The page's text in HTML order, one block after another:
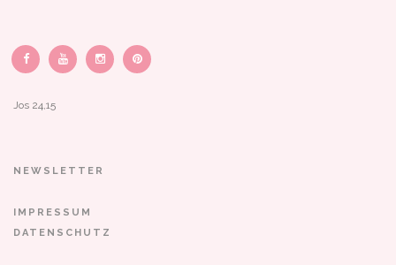
Jos 24,15
NEWSLETTER
IMPRESSUM
DATENSCHUTZ